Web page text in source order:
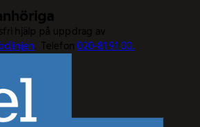
hjälp på uppdrag av
. Telefon020-81 91 00.